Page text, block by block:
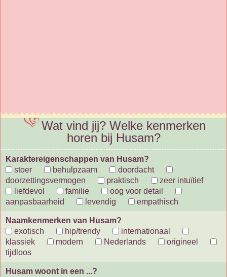
Wat vind jij? Welke kenmerken
horen bij Husam?
Karaktereigenschappen van Husam?
stoer
behulpzaam
doordacht
doorzettingsvermogen
praktisch
zeer intuïtief
liefdevol
familie
oog voor detail
aanpasbaarheid
levendig empathisch
Naamkenmerken van Husam?
exotisch
hip/trendy
internationaal
klassiek
modern Nederlands
origineel
tijdloos
Husam woont in een ...?